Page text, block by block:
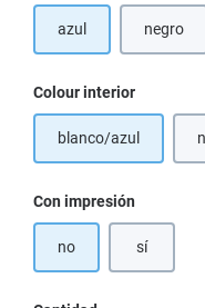
azul negro
(Esta
Seleccione
Colour interior
blanco/azul
Seleccione
Con impresión
no sí